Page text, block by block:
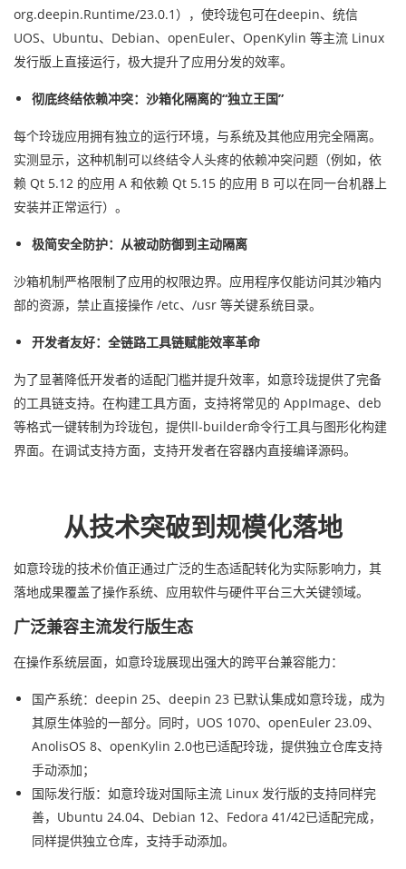
org.deepin.Runtime/23.0.1），使玲珑包可在deepin、统信
UOS、Ubuntu、Debian、openEuler、OpenKylin 等主流 Linux
发行版上直接运行，极大提升了应用分发的效率。
彻底终结依赖冲突：沙箱化隔离的“独立王国”
每个玲珑应用拥有独立的运行环境，与系统及其他应用完全隔离。
实测显示，这种机制可以终结令人头疼的依赖冲突问题（例如，依
赖 Qt 5.12 的应用 A 和依赖 Qt 5.15 的应用 B 可以在同一台机器上
安装并正常运行）。
极简安全防护：从被动防御到主动隔离
沙箱机制严格限制了应用的权限边界。应用程序仅能访问其沙箱内
部的资源，禁止直接操作 /etc、/usr 等关键系统目录。
开发者友好：全链路工具链赋能效率革命
为了显著降低开发者的适配门槛并提升效率，如意玲珑提供了完备
的工具链支持。在构建工具方面，支持将常见的 AppImage、deb
等格式一键转制为玲珑包，提供ll-builder命令行工具与图形化构建
界面。在调试支持方面，支持开发者在容器内直接编译源码。
从技术突破到规模化落地
如意玲珑的技术价值正通过广泛的生态适配转化为实际影响力，其
落地成果覆盖了操作系统、应用软件与硬件平台三大关键领域。
广泛兼容主流发行版生态
在操作系统层面，如意玲珑展现出强大的跨平台兼容能力：
国产系统：deepin 25、deepin 23 已默认集成如意玲珑，成为
其原生体验的一部分。同时，UOS 1070、openEuler 23.09、
AnolisOS 8、openKylin 2.0也已适配玲珑，提供独立仓库支持
手动添加；
国际发行版：如意玲珑对国际主流 Linux 发行版的支持同样完
善，Ubuntu 24.04、Debian 12、Fedora 41/42已适配完成，
同样提供独立仓库，支持手动添加。